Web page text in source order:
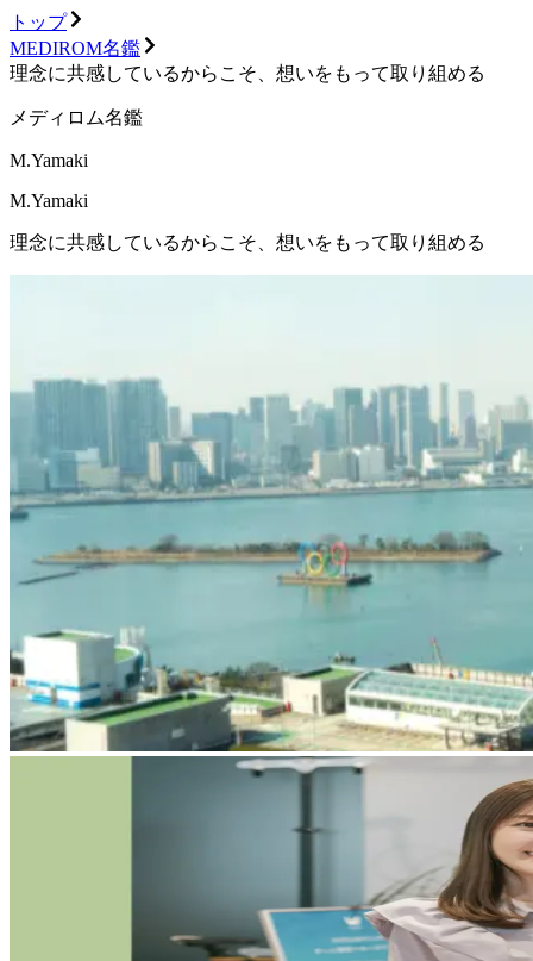
トップ
MEDIROM名鑑
理念に共感しているからこそ、想いをもって取り組める
メディロム名鑑
M.Yamaki
M.Yamaki
理念に共感しているからこそ、想いをもって取り組める